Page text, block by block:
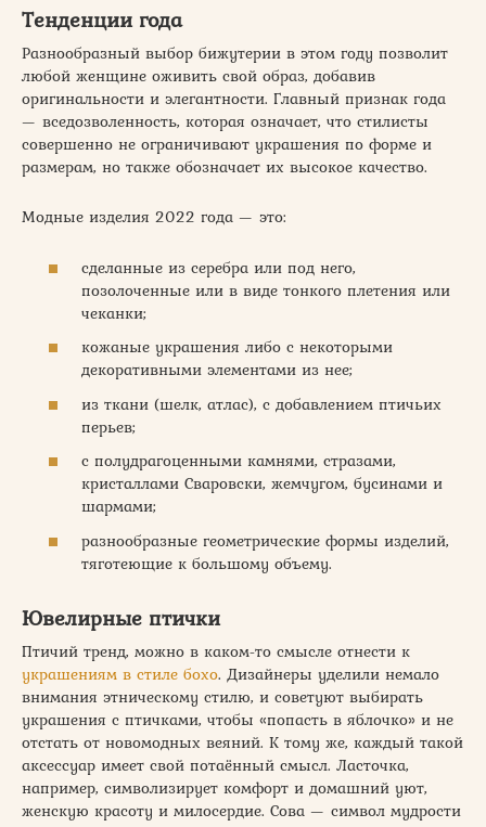
Тенденции года
Разнообразный выбор бижутерии в этом году позволит
любой женщине оживить свой образ, добавив
оригинальности и элегантности. Главный признак года
— вседозволенность, которая означает, что стилисты
совершенно не ограничивают украшения по форме и
размерам, но также обозначает их высокое качество.
Модные изделия 2022 года — это:
сделанные из серебра или под него,
позолоченные или в виде тонкого плетения или
чеканки;
кожаные украшения либо с некоторыми
декоративными элементами из нее;
из ткани (шелк, атлас), с добавлением птичьих
перьев;
с полудрагоценными камнями, стразами,
кристаллами Сваровски, жемчугом, бусинами и
шармами;
разнообразные геометрические формы изделий,
тяготеющие к большому объему.
Ювелирные птички
Птичий тренд, можно в каком-то смысле отнести к
украшениям в стиле бохо. Дизайнеры уделили немало
внимания этническому стилю, и советуют выбирать
украшения с птичками, чтобы «попасть в яблочко» и не
отстать от новомодных веяний. К тому же, каждый такой
аксессуар имеет свой потаённый смысл. Ласточка,
например, символизирует комфорт и домашний уют,
женскую красоту и милосердие. Сова — символ мудрости